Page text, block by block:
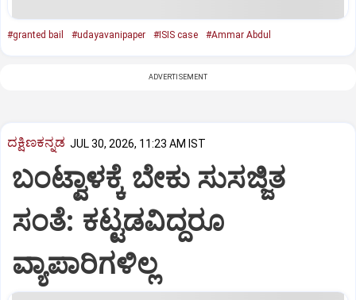
#granted bail #udayavanipaper #ISIS case #Ammar Abdul
ADVERTISEMENT
ದಕ್ಷಿಣಕನ್ನಡ JUL 30, 2026, 11:23 AM IST
ಬಂಟ್ವಾಳಕ್ಕೆ ಬೇಕು ಸುಸಜ್ಜಿತ
ಸಂತೆ: ಕಟ್ಟಡವಿದ್ದರೂ
ವ್ಯಾಪಾರಿಗಳಿಲ್ಲ